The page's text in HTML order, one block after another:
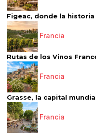
Figeac, donde la
Francia
Rutas de los Vinos
Francia
Grasse, la capital
Francia